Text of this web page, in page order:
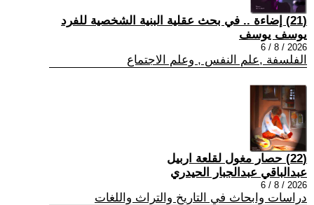
(21) إضاءة .. في بحث عقلية البنية الشخصية للفرد
يوسف يوسف
2026 / 8 / 6
الفلسفة ,علم النفس , وعلم الاجتماع
(22) حصار مغول لقلعة اربيل
عبدالباقي عبدالجبار الحيدري
2026 / 8 / 6
دراسات وابحاث في التاريخ والتراث واللغات